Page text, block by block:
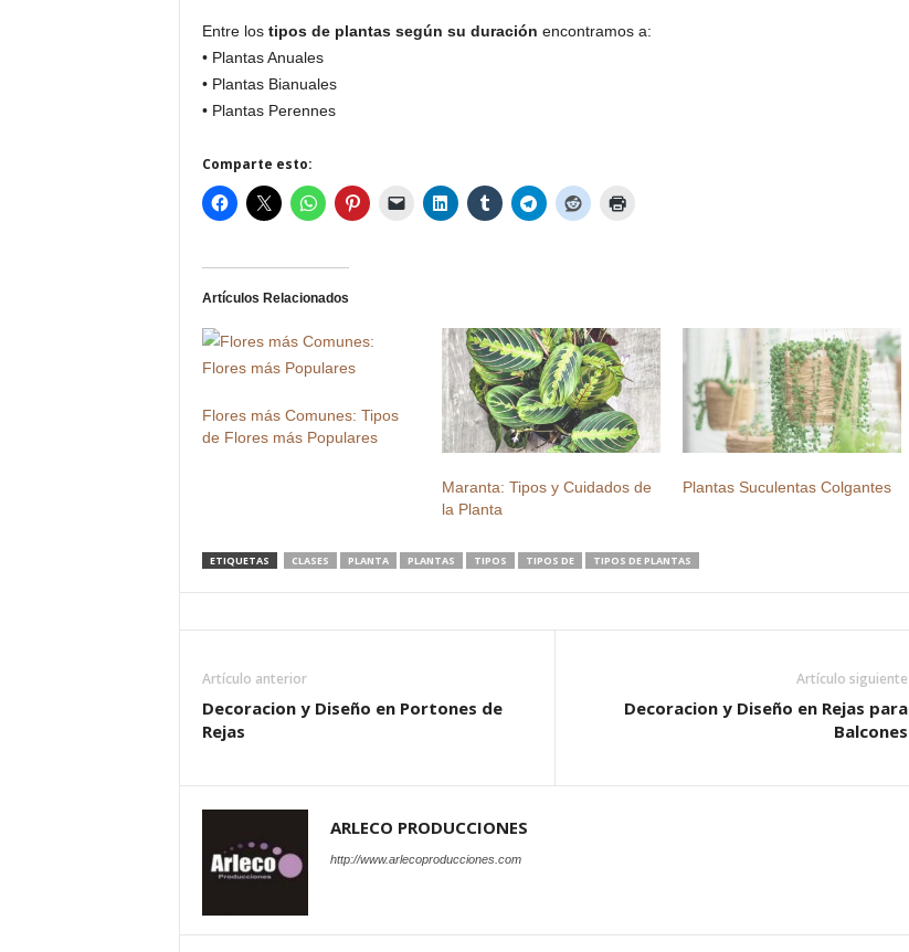
Entre los tipos de plantas según su duración encontramos a:
• Plantas Anuales
• Plantas Bianuales
• Plantas Perennes
Comparte esto:
Artículos Relacionados
Flores más Comunes: Tipos
de Flores más Populares
Maranta: Tipos y Cuidados de
la Planta
Plantas Suculentas Colgantes
ETIQUETAS CLASES PLANTA PLANTAS TIPOS TIPOS DE TIPOS DE PLANTAS
Artículo anterior
Decoracion y Diseño en Portones de
Rejas
Artículo siguiente
Decoracion y Diseño en Rejas para
Balcones
ARLECO PRODUCCIONES
http://www.arlecoproducciones.com